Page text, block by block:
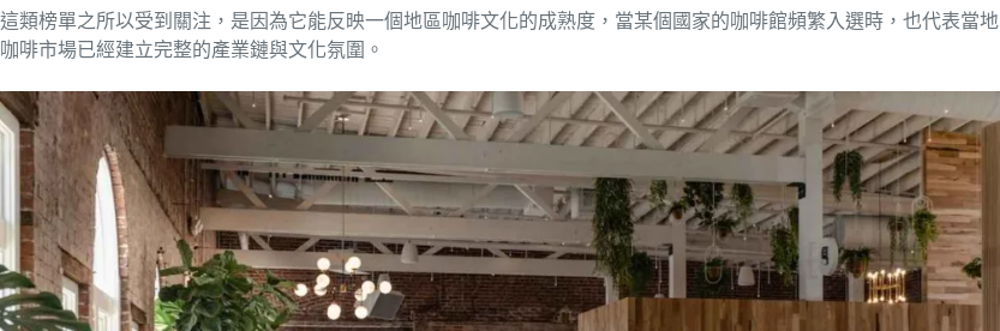
這類榜單之所以受到關注，是因為它能反映一個地區咖啡文化的成熟度，當某個國家的咖啡館頻繁入選時，也代表當地
咖啡市場已經建立完整的產業鏈與文化氛圍。